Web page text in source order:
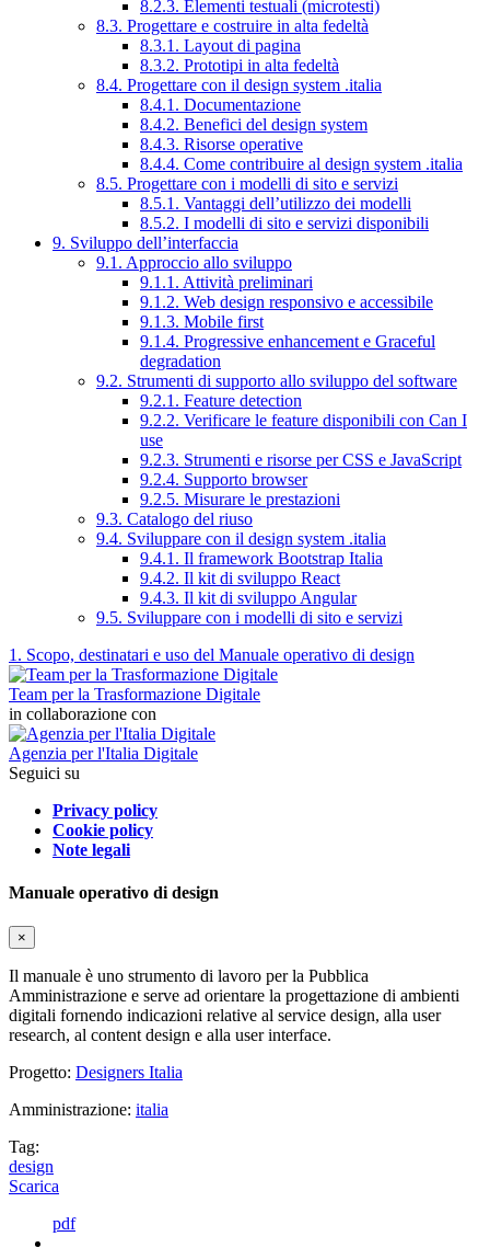
8.2.3. Elementi testuali (microtesti)
8.3. Progettare e costruire in alta fedeltà
8.3.1. Layout di pagina
8.3.2. Prototipi in alta fedeltà
8.4. Progettare con il design system .italia
8.4.1. Documentazione
8.4.2. Benefici del design system
8.4.3. Risorse operative
8.4.4. Come contribuire al design system .italia
8.5. Progettare con i modelli di sito e servizi
8.5.1. Vantaggi dell’utilizzo dei modelli
8.5.2. I modelli di sito e servizi disponibili
9. Sviluppo dell’interfaccia
9.1. Approccio allo sviluppo
9.1.1. Attività preliminari
9.1.2. Web design responsivo e accessibile
9.1.3. Mobile first
9.1.4. Progressive enhancement e Graceful
degradation
9.2. Strumenti di supporto allo sviluppo del software
9.2.1. Feature detection
9.2.2. Verificare le feature disponibili con Can I
use
9.2.3. Strumenti e risorse per CSS e JavaScript
9.2.4. Supporto browser
9.2.5. Misurare le prestazioni
9.3. Catalogo del riuso
9.4. Sviluppare con il design system .italia
9.4.1. Il framework Bootstrap Italia
9.4.2. Il kit di sviluppo React
9.4.3. Il kit di sviluppo Angular
9.5. Sviluppare con i modelli di sito e servizi
1. Scopo, destinatari e uso del Manuale operativo di design
Team per la Trasformazione Digitale
in collaborazione con
Agenzia per l'Italia Digitale
Seguici su
Privacy policy
Cookie policy
Note legali
Manuale operativo di design
×
Il manuale è uno strumento di lavoro per la Pubblica
Amministrazione e serve ad orientare la progettazione di ambienti
digitali fornendo indicazioni relative al service design, alla user
research, al content design e alla user interface.
Progetto: Designers Italia
Amministrazione: italia
Tag:
design
Scarica
pdf